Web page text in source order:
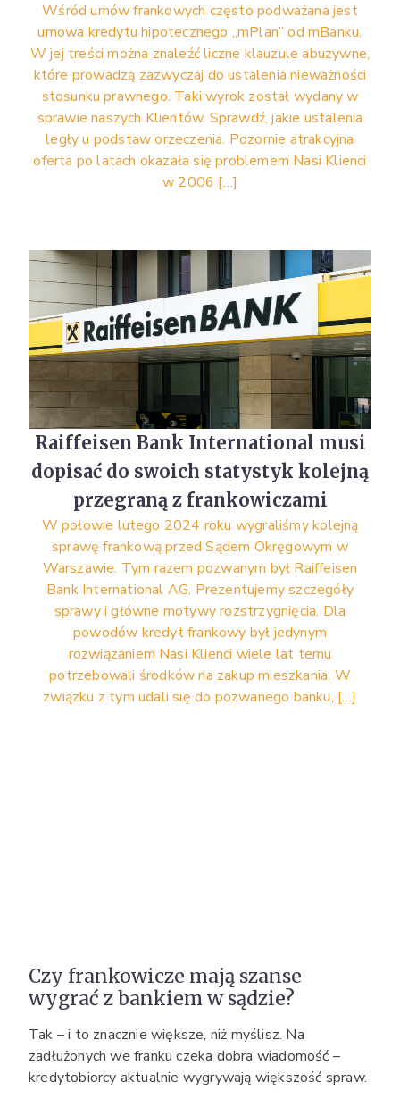
Wśród umów frankowych często podważana jest
umowa kredytu hipotecznego „mPlan” od mBanku.
W jej treści można znaleźć liczne klauzule abuzywne,
które prowadzą zazwyczaj do ustalenia nieważności
stosunku prawnego. Taki wyrok został wydany w
sprawie naszych Klientów. Sprawdź, jakie ustalenia
legły u podstaw orzeczenia. Pozornie atrakcyjna
oferta po latach okazała się problemem Nasi Klienci
w 2006 […]
Raiffeisen Bank International musi
dopisać do swoich statystyk kolejną
przegraną z frankowiczami
W połowie lutego 2024 roku wygraliśmy kolejną
sprawę frankową przed Sądem Okręgowym w
Warszawie. Tym razem pozwanym był Raiffeisen
Bank International AG. Prezentujemy szczegóły
sprawy i główne motywy rozstrzygnięcia. Dla
powodów kredyt frankowy był jedynym
rozwiązaniem Nasi Klienci wiele lat temu
potrzebowali środków na zakup mieszkania. W
związku z tym udali się do pozwanego banku, […]
Czy frankowicze mają szanse
wygrać z bankiem w sądzie?
Tak – i to znacznie większe, niż myślisz. Na
zadłużonych we franku czeka dobra wiadomość –
kredytobiorcy aktualnie wygrywają większość spraw.